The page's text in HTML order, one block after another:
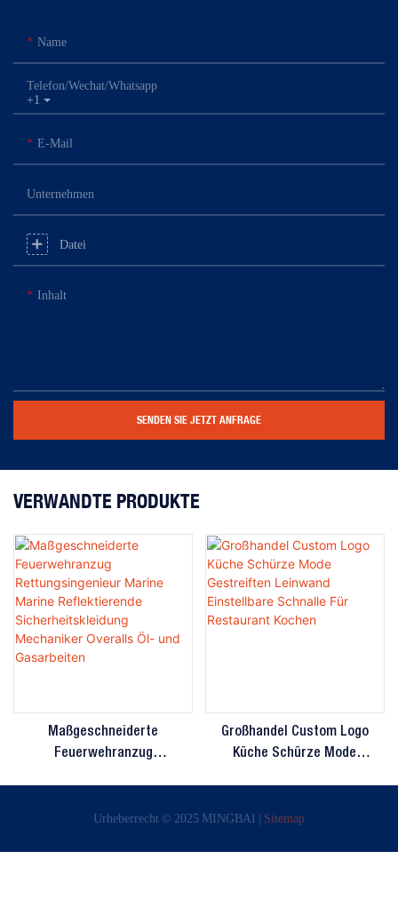
Name
+1
Telefon/Wechat/Whatsapp
E-Mail
Unternehmen
Datei
Inhalt
SENDEN SIE JETZT ANFRAGE
VERWANDTE PRODUKTE
Maßgeschneiderte
Feuerwehranzug
Sicherheitskleidung
Großhandel Custom Logo
Küche Schürze Mode
Restaurant Kochen
Urheberrecht © 2025 MINGBAI | Sitemap